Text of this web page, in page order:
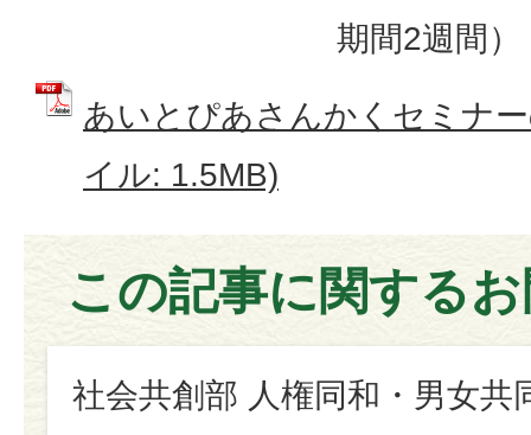
期間2週間）
あいとぴあさんかくセミナ
イル: 1.5MB)
この記事に関する
社会共創部 人権同和・男女共